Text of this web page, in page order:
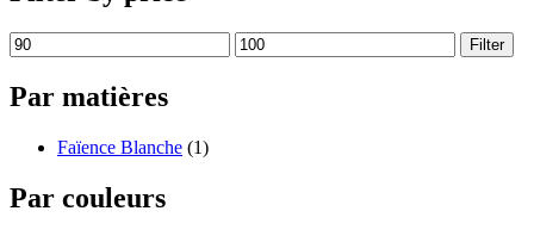
Filter
Par matières
Faïence Blanche (1)
Par couleurs